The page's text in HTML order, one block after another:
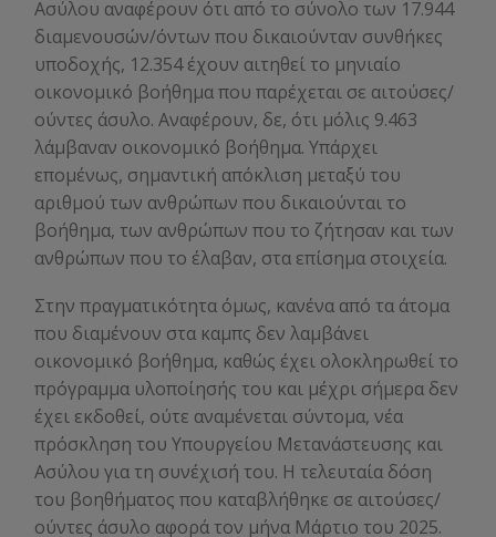
Ασύλου αναφέρουν ότι από το σύνολο των 17.944
διαμενουσών/όντων που δικαιούνταν συνθήκες
υποδοχής, 12.354 έχουν αιτηθεί το μηνιαίο
οικονομικό βοήθημα που παρέχεται σε αιτούσες/
ούντες άσυλο. Αναφέρουν, δε, ότι μόλις 9.463
λάμβαναν οικονομικό βοήθημα. Υπάρχει
επομένως, σημαντική απόκλιση μεταξύ του
αριθμού των ανθρώπων που δικαιούνται το
βοήθημα, των ανθρώπων που το ζήτησαν και των
ανθρώπων που το έλαβαν, στα επίσημα στοιχεία.
Στην πραγματικότητα όμως, κανένα από τα άτομα
που διαμένουν στα καμπς δεν λαμβάνει
οικονομικό βοήθημα, καθώς έχει ολοκληρωθεί το
πρόγραμμα υλοποίησής του και μέχρι σήμερα δεν
έχει εκδοθεί, ούτε αναμένεται σύντομα, νέα
πρόσκληση του Υπουργείου Μετανάστευσης και
Ασύλου για τη συνέχισή του. Η τελευταία δόση
του βοηθήματος που καταβλήθηκε σε αιτούσες/
ούντες άσυλο αφορά τον μήνα Μάρτιο του 2025.